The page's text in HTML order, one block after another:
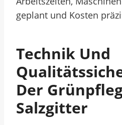
geplant und Kosten
Technik Und
Der
Salzgitter